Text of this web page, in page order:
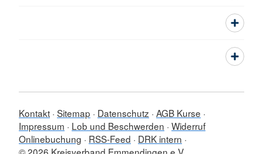
Kontakt Sitemap Datenschutz AGB Kurse
Impressum
Lob und Beschwerden Widerruf
Onlinebuchung
RSS-Feed
DRK intern